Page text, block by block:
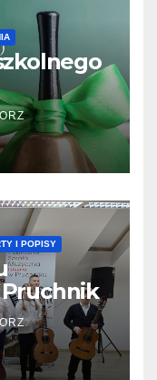
I POPISY